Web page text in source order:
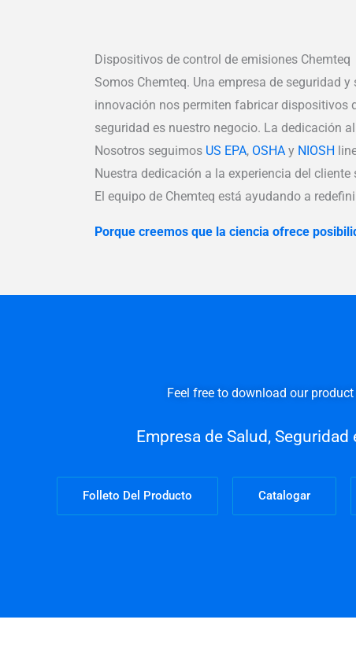
Dispositivos de control de emisiones Chemteq
Somos Chemteq. Una empresa de seguridad
innovación nos permiten fabricar dispositivos
seguridad es nuestro negocio. La dedicación
Nosotros seguimos US EPA, OSHA y NIOSH
Nuestra dedicación a la experiencia del
El equipo de Chemteq está ayudando a
Porque creemos que la ciencia ofrece
Feel free to download our
Empresa de Salud,
Folleto Del Producto Catalogar